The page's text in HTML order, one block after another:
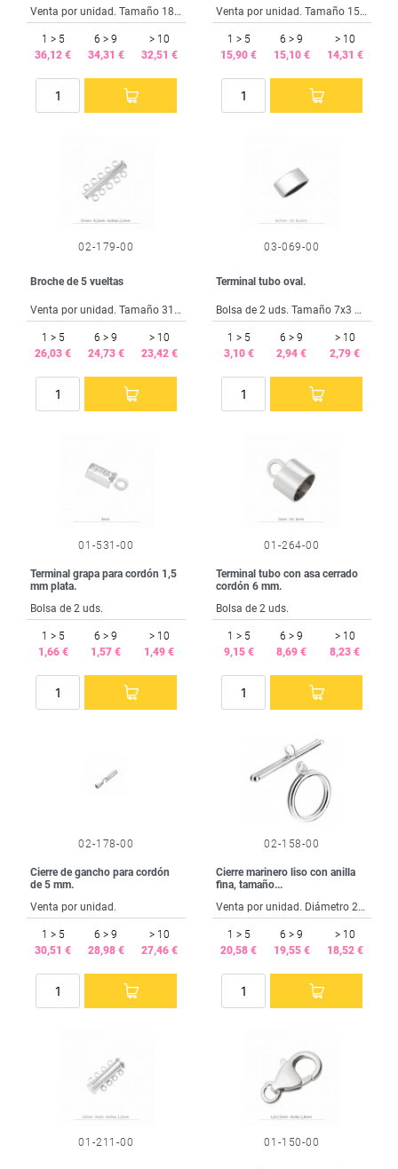
Venta por unidad. Tamaño 18 mm.
1 > 5
36,12 €
6 > 9
34,31 €
> 10
32,51 €
Venta por unidad. Tamaño 15x10 mm. Anilla 3,5 mm.
1 > 5
15,90 €
6 > 9
15,10 €
> 10
14,31 €
02-179-00
Broche de 5 vueltas
Venta por unidad. Tamaño 31x12 mm.
1 > 5
26,03 €
6 > 9
24,73 €
> 10
23,42 €
03-069-00
Terminal tubo oval.
Bolsa de 2 uds. Tamaño 7x3 mm. Taladro 6x2 mm.
1 > 5
3,10 €
6 > 9
2,94 €
> 10
2,79 €
01-531-00
Terminal grapa para cordón 1,5
mm plata.
Bolsa de 2 uds.
1 > 5
1,66 €
6 > 9
1,57 €
> 10
1,49 €
01-264-00
Terminal tubo con asa cerrado
cordón 6 mm.
Bolsa de 2 uds.
1 > 5
9,15 €
6 > 9
8,69 €
> 10
8,23 €
02-178-00
Cierre de gancho para cordón
de 5 mm.
Venta por unidad.
1 > 5
30,51 €
6 > 9
28,98 €
> 10
27,46 €
02-158-00
Cierre marinero liso con anilla
fina, tamaño...
Venta por unidad. Diámetro 22 mm. Barra 40 mm.
1 > 5
20,58 €
6 > 9
19,55 €
> 10
18,52 €
01-211-00 01-150-00